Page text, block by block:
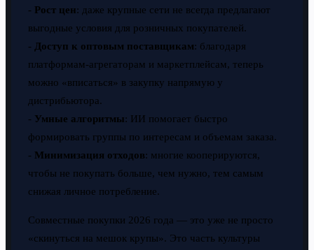
- Рост цен: даже крупные сети не всегда предлагают
выгодные условия для розничных покупателей.
- Доступ к оптовым поставщикам: благодаря
платформам-агрегаторам и маркетплейсам, теперь
можно «вписаться» в закупку напрямую у
дистрибьютора.
- Умные алгоритмы: ИИ помогает быстро
формировать группы по интересам и объемам заказа.
- Минимизация отходов: многие кооперируются,
чтобы не покупать больше, чем нужно, тем самым
снижая личное потребление.
Совместные покупки 2026 года — это уже не просто
«скинуться на мешок крупы». Это часть культуры